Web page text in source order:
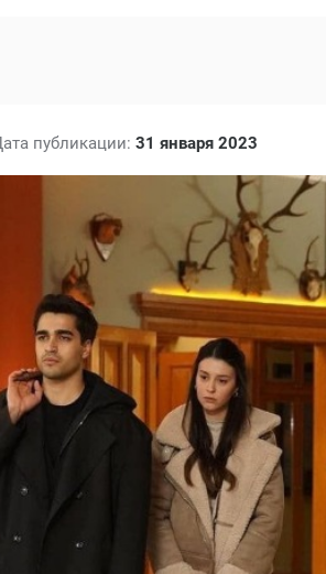
публикации: 31 января 2023